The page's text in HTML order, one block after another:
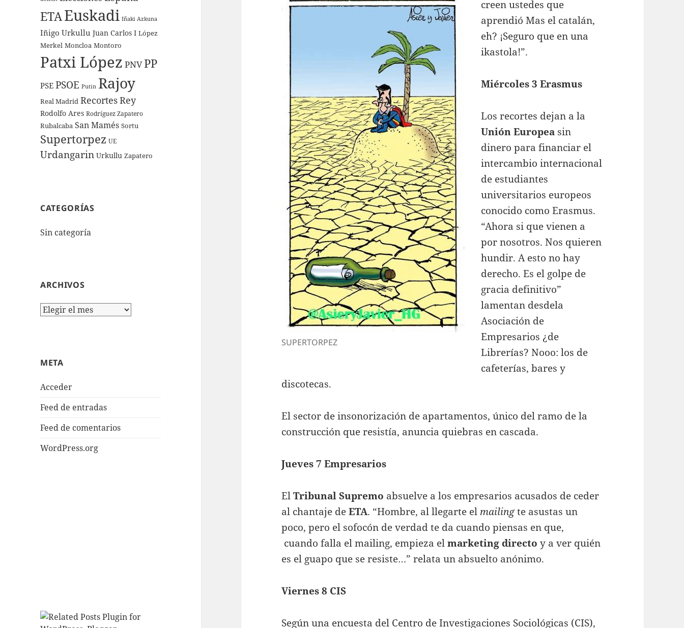
ETAEuskadi Iñaki Azkuna
Iñigo Urkullu Juan Carlos I López
Merkel Moncloa Montoro
Patxi López PNVPP
PSE PSOE Putin Rajoy
Real Madrid RecortesRey
Rodolfo Ares Rodríguez Zapatero
Rubalcaba San Mamés Sortu
Supertorpez UE
Urdangarin Urkullu Zapatero
CATEGORÍAS
Sin categoría
ARCHIVOS
Archivos
META
Acceder
Feed de entradas
Feed de comentarios
WordPress.org
SUPERTORPEZ
creen ustedes que
aprendió Mas el catalán,
eh? ¡Seguro que en una
ikastola!”.
Miércoles 3 Erasmus
Los recortes dejan a la
Unión Europea sin
dinero para financiar el
intercambio internacional
de estudiantes
universitarios europeos
conocido como Erasmus.
“Ahora si que vienen a
por nosotros. Nos quieren
hundir. A esto no hay
derecho. Es el golpe de
gracia definitivo”
lamentan desdela
Asociación de
Empresarios ¿de
Librerías? Nooo: los de
cafeterías, bares y
discotecas.
El sector de insonorización de apartamentos, único del ramo de la
construcción que resistía, anuncia quiebras en cascada.
Jueves 7 Empresarios
ElTribunal Supremo absuelve a los empresarios acusados de ceder
al chantaje deETA. “Hombre, al llegarte el mailingte asustas un
poco, pero el sofocón de verdad te da cuando piensas en que,
cuando falla el mailing, empieza elmarketing directo y a ver quién
es el guapo que se resiste…” relata un absuelto anónimo.
Viernes 8 CIS
Según una encuesta del Centro de Investigaciones Sociológicas (CIS),